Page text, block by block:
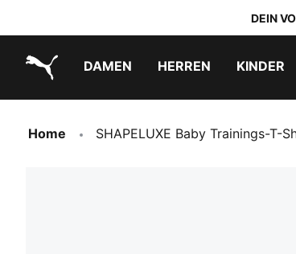
DEIN
DAMEN HERREN KINDER
Home SHAPELUXE Baby Trainings-T-